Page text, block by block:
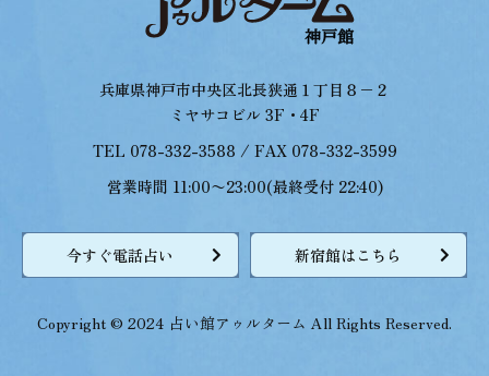
兵庫県神戸市中央区北長狭通１丁目８−２
ミヤサコビル 3F・4F
TEL 078-332-3588 / FAX 078-332-3599
営業時間 11:00〜23:00(最終受付 22:40)
今すぐ電話占い 新宿館はこちら
Copyright © 2024 占い館アゥルターム All Rights Reserved.